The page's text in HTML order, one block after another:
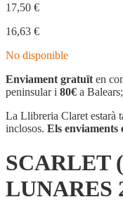
17,50 €
16,63 €
No disponible
Enviament gratuït en
peninsular i 80€ a
La Llibreria Claret estarà
inclosos. Els enviaments
SCARLET
LUNARES